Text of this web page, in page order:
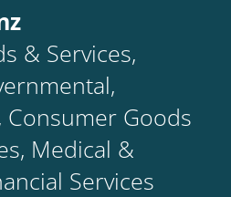
& Services,
Goods
Medical &
Services